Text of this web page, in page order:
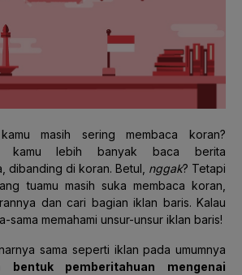
masih sering membaca koran?
kamu lebih banyak baca berita
dibanding di koran. Betul, nggak? Tetapi
tuamu masih suka membaca koran,
dan cari bagian iklan baris. Kalau
sama memahami unsur-unsur iklan baris!
sama seperti iklan pada umumnya
bentuk pemberitahuan mengenai